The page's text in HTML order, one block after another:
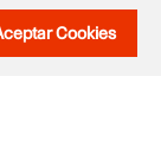
Cookies